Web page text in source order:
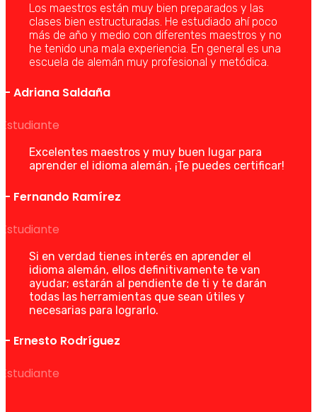
Los maestros están muy bien preparados y las
clases bien estructuradas. He estudiado ahí poco
más de año y medio con diferentes maestros y no
he tenido una mala experiencia. En general es una
escuela de alemán muy profesional y metódica.
— Adriana Saldaña
Estudiante
Excelentes maestros y muy buen lugar para
aprender el idioma alemán. ¡Te puedes certificar!
— Fernando Ramírez
Estudiante
Si en verdad tienes interés en aprender el
idioma alemán, ellos definitivamente te van
ayudar; estarán al pendiente de ti y te darán
todas las herramientas que sean útiles y
necesarias para lograrlo.
— Ernesto Rodríguez
Estudiante